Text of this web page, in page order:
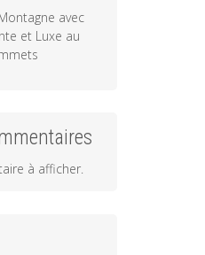
avec
et Luxe au
à afficher.